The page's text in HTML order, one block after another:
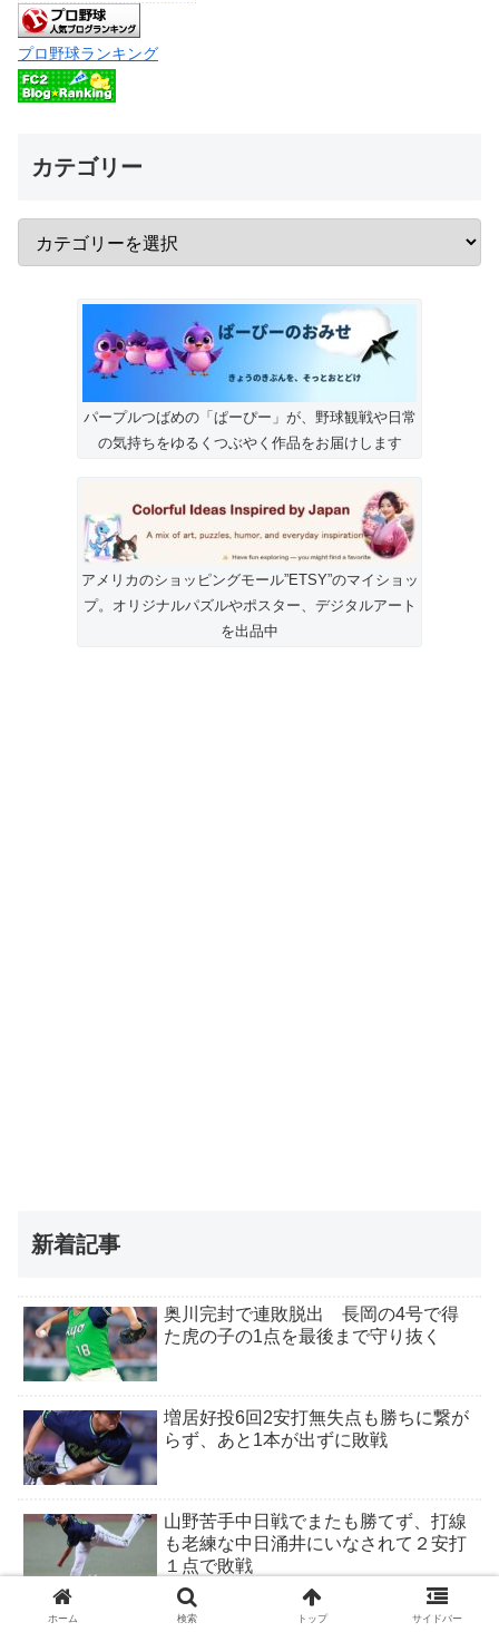
プロ野球ランキング
カテゴリー
パープルつばめの「ぱーぴー」が、野球観戦や日常
の気持ちをゆるくつぶやく作品をお届けします
アメリカのショッピングモール”ETSY”のマイショッ
プ。オリジナルパズルやポスター、デジタルアート
を出品中
新着記事
奥川完封で連敗脱出 長岡の4号で得
た虎の子の1点を最後まで守り抜く
増居好投6回2安打無失点も勝ちに繋が
らず、あと1本が出ずに敗戦
山野苦手中日戦でまたも勝てず、打線
も老練な中日涌井にいなされて２安打
１点で敗戦
モンテルプロ初2打席連続ホームラ
ホーム 検索 トップ サイドバー